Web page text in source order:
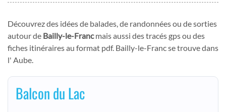
Découvrez des idées de balades, de randonnées ou de sorties
autour de Bailly-le-Francmais aussi des tracés gps ou des
fiches itinéraires au format pdf. Bailly-le-Franc se trouve dans
l' Aube.
Balcon du Lac